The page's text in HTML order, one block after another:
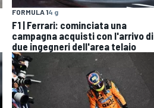
FORMULA 14 g
F1 | Ferrari: cominciata una
campagna acquisti con l'arrivo di
due ingegneri dell'area telaio